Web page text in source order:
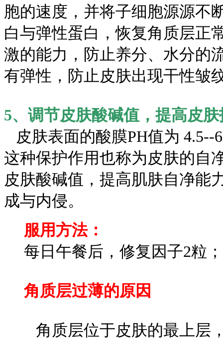
胞的速度，并将子细胞源源不
白与弹性蛋白，恢复角质层正
激的能力，防止养分、水分的
有弹性，防止皮肤出现干性皱
5、调节皮肤酸碱值，提高皮
皮肤表面的酸膜PH值为 4.5--
这种保护作用也称为皮肤的自
皮肤酸碱值，提高肌肤自净能
成与内侵。
服用方法：
每日午餐后，修复因子2粒
角质层过薄的原因
角质层位于皮肤的最上层